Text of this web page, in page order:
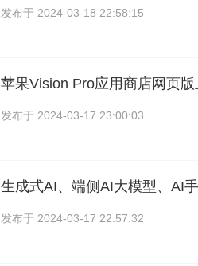
发布于 2024-03-18 22:58:15
苹果Vision Pro应用商店网页
发布于 2024-03-17 23:00:03
生成式AI、端侧AI大模型、AI
发布于 2024-03-17 22:57:32